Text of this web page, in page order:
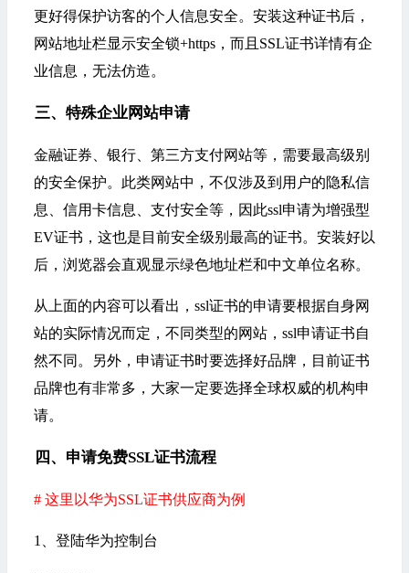
更好得保护访客的个人信息安全。安装这种证书后，
网站地址栏显示安全锁+https，而且SSL证书详情有企
业信息，无法仿造。
三、特殊企业网站申请
金融证券、银行、第三方支付网站等，需要最高级别
的安全保护。此类网站中，不仅涉及到用户的隐私信
息、信用卡信息、支付安全等，因此ssl申请为增强型
EV证书，这也是目前安全级别最高的证书。安装好以
后，浏览器会直观显示绿色地址栏和中文单位名称。
从上面的内容可以看出，ssl证书的申请要根据自身网
站的实际情况而定，不同类型的网站，ssl申请证书自
然不同。另外，申请证书时要选择好品牌，目前证书
品牌也有非常多，大家一定要选择全球权威的机构申
请。
四、申请免费SSL证书流程
# 这里以华为SSL证书供应商为例
1、登陆华为控制台